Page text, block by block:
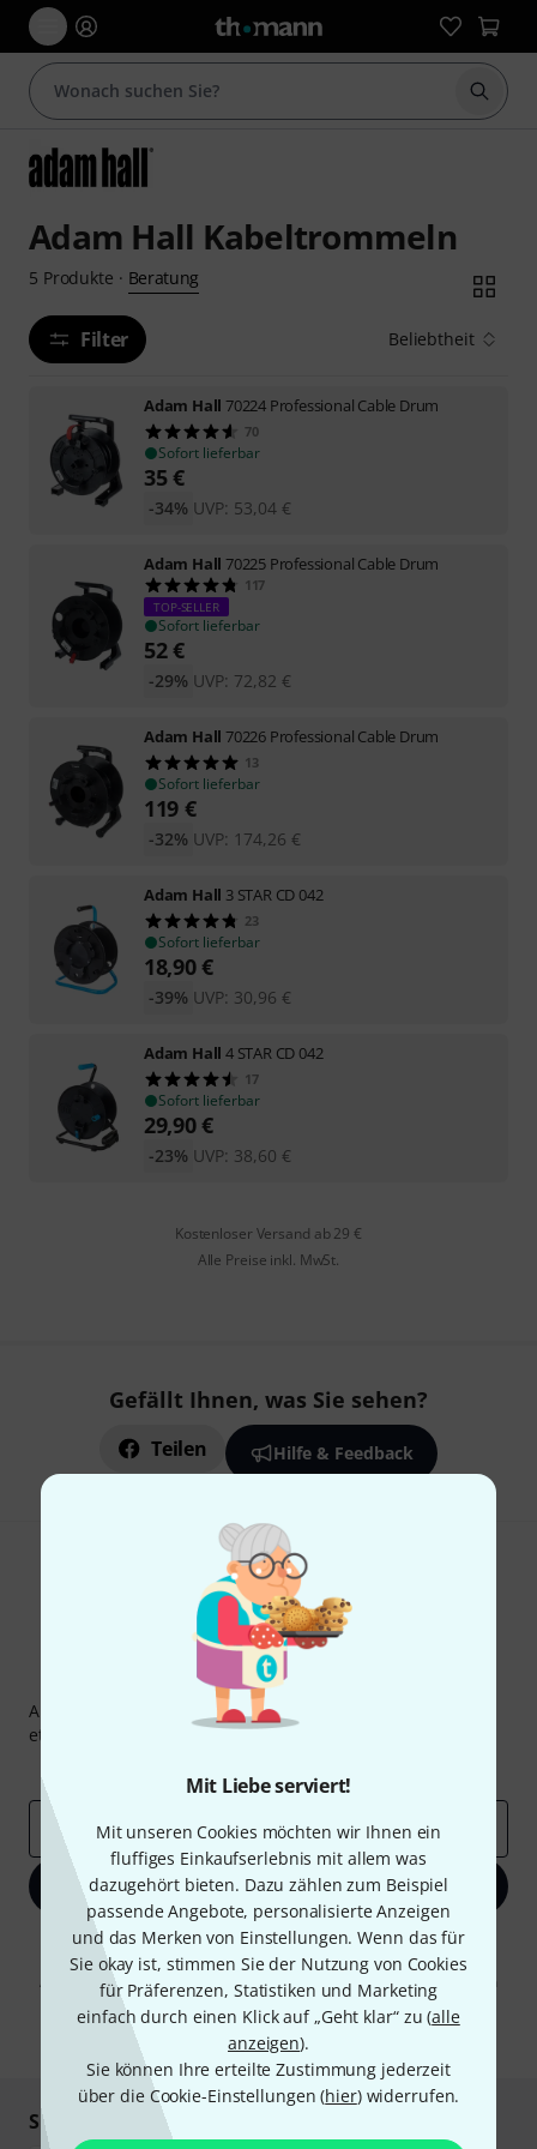
Mit Liebe serviert!
Mit unseren Cookies möchten wir Ihnen ein
fluffiges Einkaufserlebnis mit allem was
dazugehört bieten. Dazu zählen zum Beispiel
passende Angebote, personalisierte Anzeigen
und das Merken von Einstellungen. Wenn das für
Sie okay ist, stimmen Sie der Nutzung von Cookies
für Präferenzen, Statistiken und Marketing
einfach durch einen Klick auf „Geht klar“ zu (alle
anzeigen).
Sie können Ihre erteilte Zustimmung jederzeit
über die Cookie-Einstellungen (hier) widerrufen.
Suche
Adam Hall Kabeltrommeln
5 Produkte · Beratung
Filter Beliebtheit
Adam Hall 70224 Professional Cable Drum
70
Sofort lieferbar
35€
UVP: 53,04 €
-34%
Adam Hall 70225 Professional Cable Drum
117
TOP-SELLER
Sofort lieferbar
52€
UVP: 72,82 €
-29%
Adam Hall 70226 Professional Cable Drum
13
Sofort lieferbar
119 €
UVP: 174,26 €
-32%
Adam Hall 3 STAR CD 042
23
Sofort lieferbar
18,90€
UVP: 30,96 €
-39%
Adam Hall 4 STAR CD 042
17
Sofort lieferbar
29,90€
UVP: 38,60 €
-23%
Kostenloser Versand ab 29 €
Alle Preise inkl. MwSt.
Gefällt Ihnen, was Sie sehen?
Teilen Hilfe & Feedback
Thomann Newsletter
Abonniere den Thomann Newsletter und gewinne mit
etwas Glück einen von50 Gutscheinen
E-Mail-Adresse*
Jetzt anmelden
Mit Klick auf „Jetzt anmelden“ stimmen Sie dem Erhalt von E-Mail-
Werbung und einer Messung des E-Mail-Nutzungsverhaltens zu. Die
Abmeldung ist jederzeit möglich. Weitere Informationen finden Sie in
unserenDatenschutzhinweisen.
* Pflichtfeld
Sicher einkaufen & bezahlen